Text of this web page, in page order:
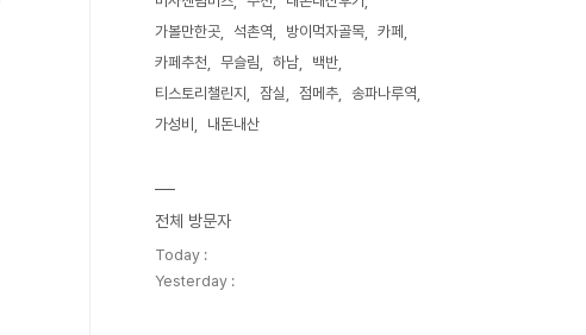
가볼만한곳
석촌역 방이먹자골목
카페
카페추천
무슬림 하남
백반
티스토리챌린지
잠실 점메추
송파나루역
가성비
내돈내산
전체 방문자
Today :
Yesterday :